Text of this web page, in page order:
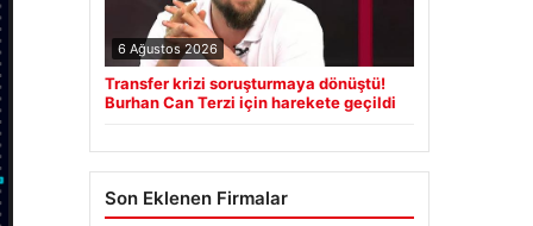
6 Ağustos 2026
Transfer krizi soruşturmaya dönüştü!
Burhan Can Terzi için harekete geçildi
Son Eklenen Firmalar